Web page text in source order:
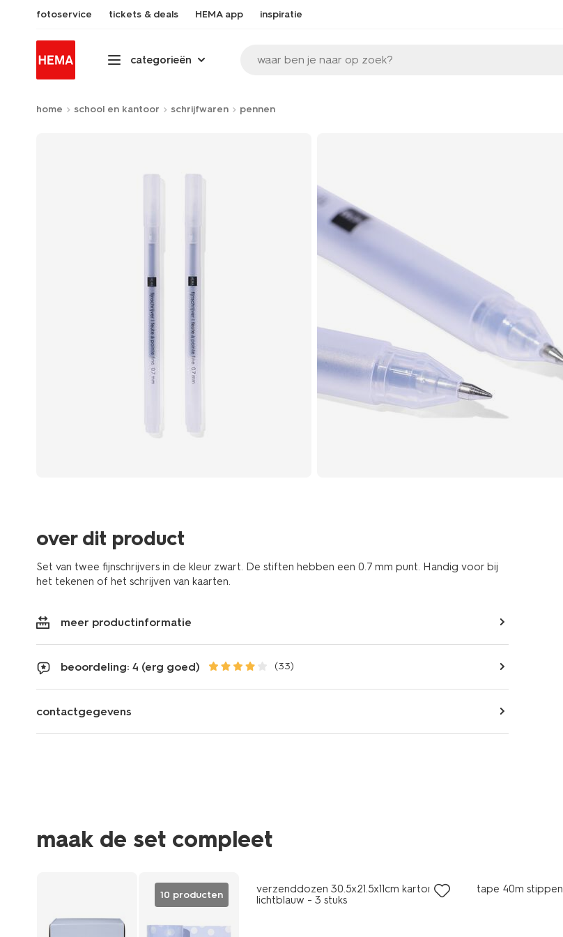
fotoservice tickets & deals HEMA app inspiratie
categorieën waar ben je naar op zoek?
home school en kantoor schrijfwaren pennen
over dit product
Set van twee fijnschrijvers in de kleur zwart. De stiften hebben een 0.7 mm punt. Handig voor bij
het tekenen of het schrijven van kaarten.
meer productinformatie
beoordeling: 4 (erg goed) (33)
contactgegevens
maak de set compleet
10 producten
verzenddozen 30.5x21.5x11cm karton
lichtblauw - 3 stuks
tape 40m stippen